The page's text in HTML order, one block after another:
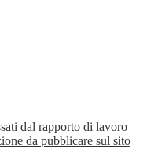
dal rapporto di lavoro
da pubblicare sul sito